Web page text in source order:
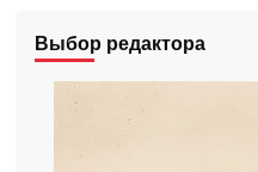
Выбор редактора